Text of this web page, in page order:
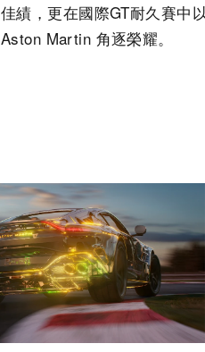
佳績，更在國際GT耐久賽中
Aston Martin 角逐榮耀。